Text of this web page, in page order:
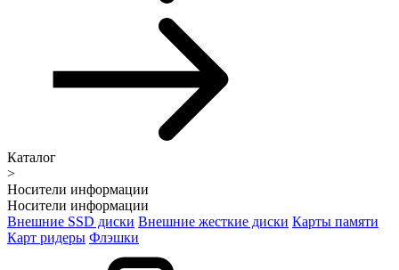
Каталог
>
Носители информации
Носители информации
Внешние SSD диски Внешние жесткие диски Карты памяти
Карт ридеры Флэшки